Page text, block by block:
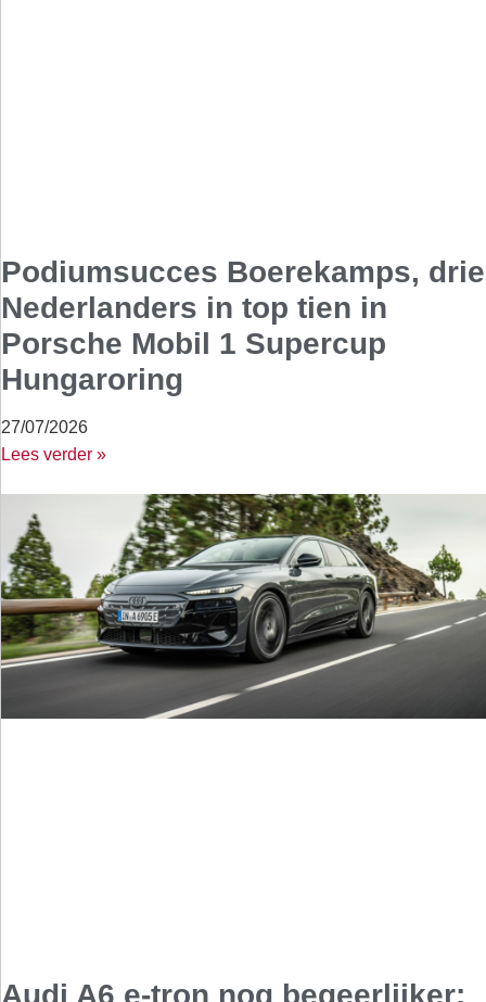
Podiumsucces Boerekamps, drie
Nederlanders in top tien in
Porsche Mobil 1 Supercup
Hungaroring
27/07/2026
Lees verder »
Audi A6 e-tron nog begeerlijker: